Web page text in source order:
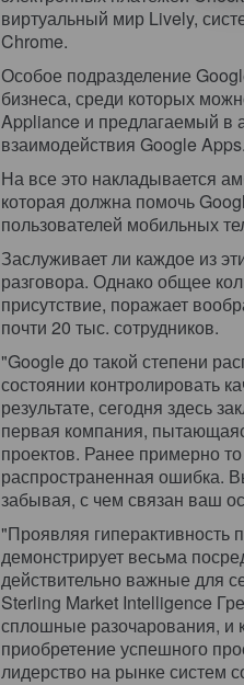
виртуальный мир Lively,
Chrome.
Особое подразделение
бизнеса, среди которых
Appliance и предлагаемый в
взаимодействия Google Apps.
На все это накладывается
которая должна помочь
пользователей мобильных
Заслуживает ли каждое из
разговора. Однако общее
присутствие, поражает
почти 20 тыс. сотрудников.
"Google до такой степени
состоянии контролировать
результате, сегодня здесь
первая компания,
проектов. Ранее примерно
распространенная ошибка.
забывая, с чем связан ваш
"Проявляя гиперактивность
демонстрирует весьма
действительно важные для
Sterling Market Intelligence
сплошные разочарования, и
приобретение успешного
лидерство на рынке систем